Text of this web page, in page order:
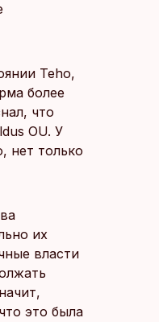
Teho,
более
что
OU. У
нет только
их
власти
это была